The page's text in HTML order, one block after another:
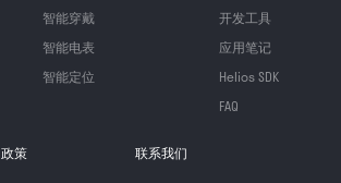
智能穿戴
智能电表
智能定位
开发工具
应用笔记
Helios SDK
FAQ
政策 联系我们